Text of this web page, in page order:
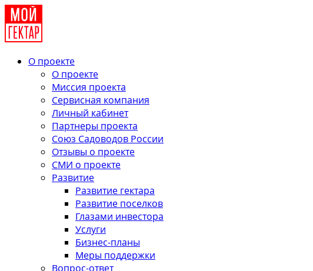
О проекте
О проекте
Миссия проекта
Сервисная компания
Личный кабинет
Партнеры проекта
Союз Садоводов России
Отзывы о проекте
СМИ о проекте
Развитие
Развитие гектара
Развитие поселков
Глазами инвестора
Услуги
Бизнес-планы
Меры поддержки
Вопрос-ответ